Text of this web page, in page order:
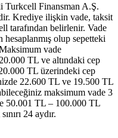
Turkcell Finansman A.Ş.
Krediye ilişkin vade, taksit
tarafından belirlenir. Vade
olup sepetteki
vade
TL ve altındaki cep
TL üzerindeki cep
22.600 TL ve 19.500 TL
maksimum vade 3
50.001 TL – 100.000 TL
24 aydır.